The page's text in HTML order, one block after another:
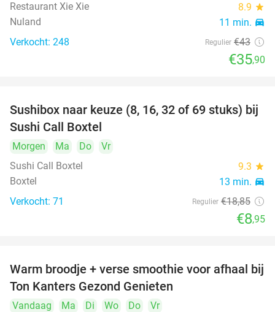
Restaurant Xie Xie
8.9 star
Nuland 11 min. directions_car
Verkocht: 248 Regulier €43
€35,90
53%
Sushibox naar keuze (8, 16, 32 of 69 stuks) bij
Sushi Call Boxtel
Morgen Ma Do
Vr
Sushi Call Boxtel
9.3 star
Boxtel 13 min. directions_car
Verkocht: 71 Regulier €18,85
€8,95
43%
Warm broodje + verse smoothie voor afhaal bij
Ton Kanters Gezond Genieten
Vandaag Ma Di Wo Do
Vr